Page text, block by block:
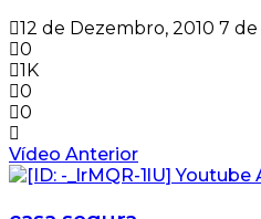
12 de Dezembro, 2010 7
0
1K
0
0
Vídeo Anterior